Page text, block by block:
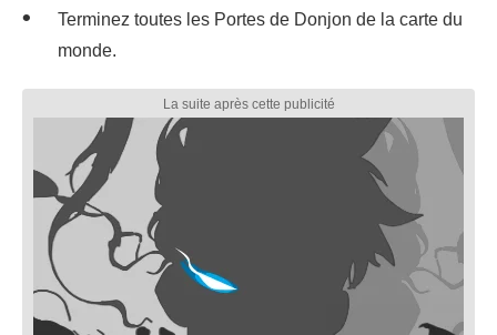
Terminez toutes les Portes de Donjon de la carte du
monde.